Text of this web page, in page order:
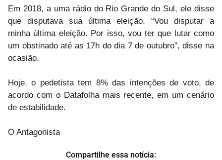
Em 2018, a uma rádio do Rio Grande do Sul, ele disse
que disputava sua última eleição. “Vou disputar a
minha última eleição. Por isso, vou ter que lutar como
um obstinado até as 17h do dia 7 de outubro”, disse na
ocasião.
Hoje, o pedetista tem 8% das intenções de voto, de
acordo com o Datafolha mais recente, em um cenário
de estabilidade.
O Antagonista
Compartilhe essa notícia: